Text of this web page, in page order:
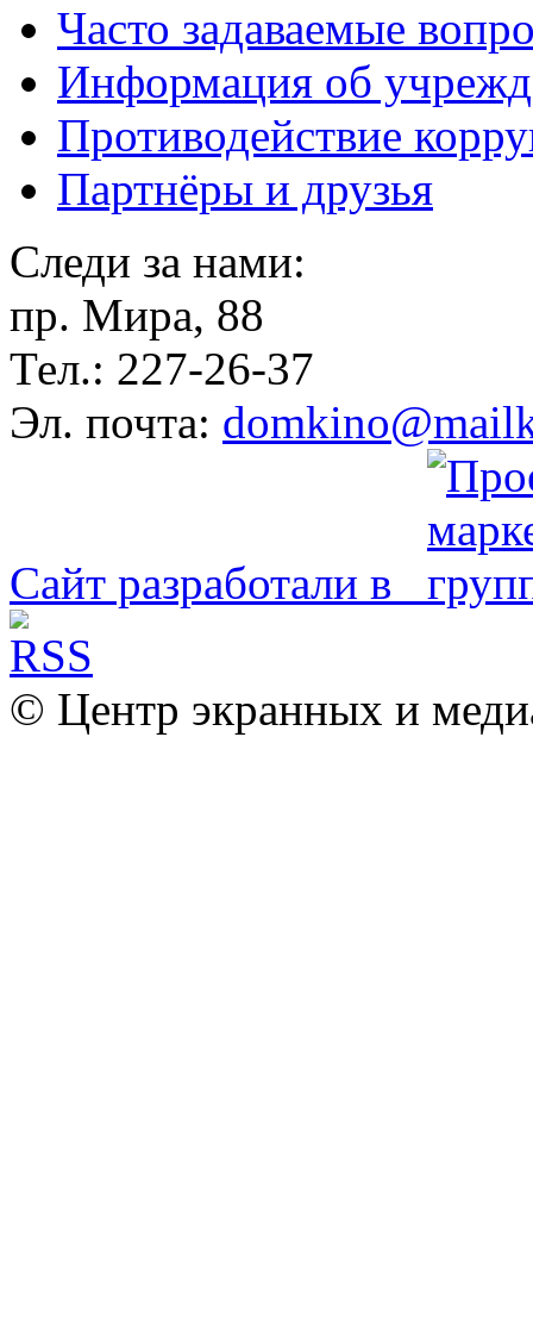
Часто задаваемые
Информация об
Противодействие
Партнёры и друзья
Следи за нами:
пр. Мира, 88
Тел.: 227-26-37
Эл. почта:
Сайт разработали в
© Центр экранных и